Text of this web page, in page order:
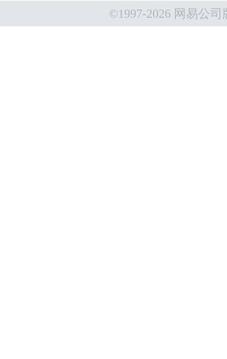
©1997-2026 网易公